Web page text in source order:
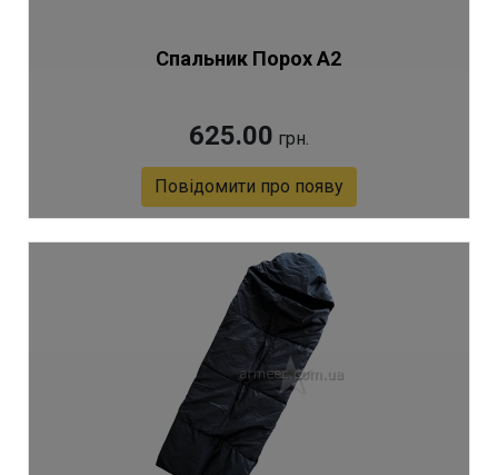
Спальник Порох А2
625.00 грн.
Повідомити про появу